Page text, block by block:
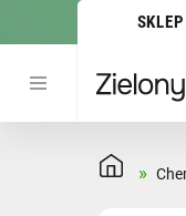
SKLEP
»